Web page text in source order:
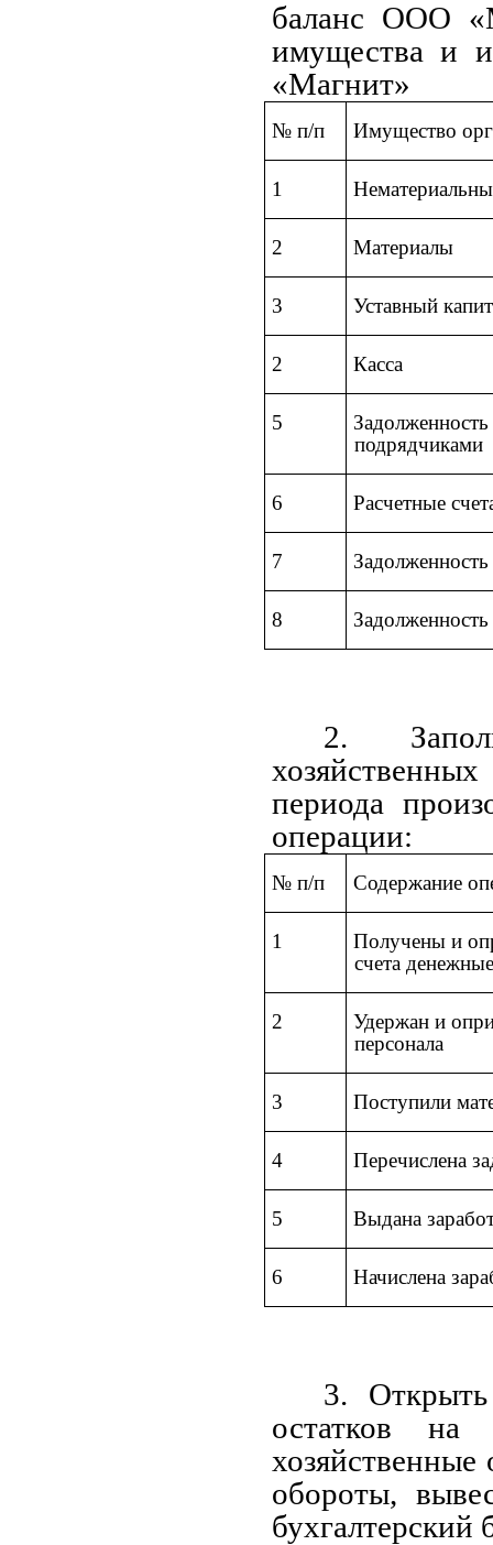
баланс ООО
имущества и
«Магнит»
№ п/п Имущество
1
2 Материалы
3 Уставный
2 Касса
5
подрядчиками
6 Расчетные
7
8
2.
периода
операции:
№ п/п Содержание
1
Получены и
счета
2
Удержан и
персонала
3 Поступили
4 Перечислена
5 Выдана
6 Начислена
3. Открыть
остатков
хозяйственные
обороты,
бухгалтерский